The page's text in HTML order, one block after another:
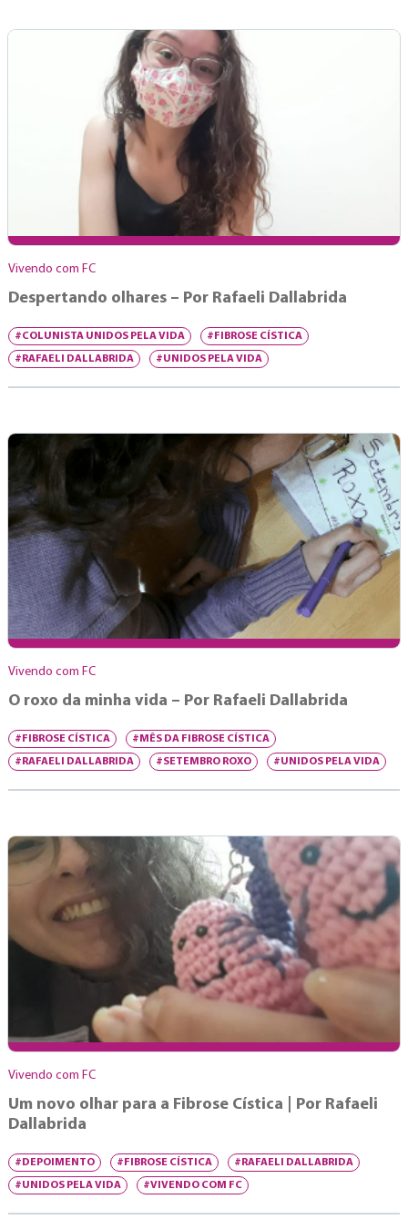
Vivendo com FC
Despertando olhares – Por Rafaeli Dallabrida
#COLUNISTA UNIDOS PELA VIDA #FIBROSE CÍSTICA
#RAFAELI DALLABRIDA #UNIDOS PELA VIDA
Vivendo com FC
O roxo da minha vida – Por Rafaeli Dallabrida
#FIBROSE CÍSTICA #MÊS DA FIBROSE CÍSTICA
#RAFAELI DALLABRIDA #SETEMBRO ROXO #UNIDOS PELA VIDA
Vivendo com FC
Um novo olhar para a Fibrose Cística | Por Rafaeli
Dallabrida
#DEPOIMENTO #FIBROSE CÍSTICA #RAFAELI DALLABRIDA
#UNIDOS PELA VIDA #VIVENDO COM FC